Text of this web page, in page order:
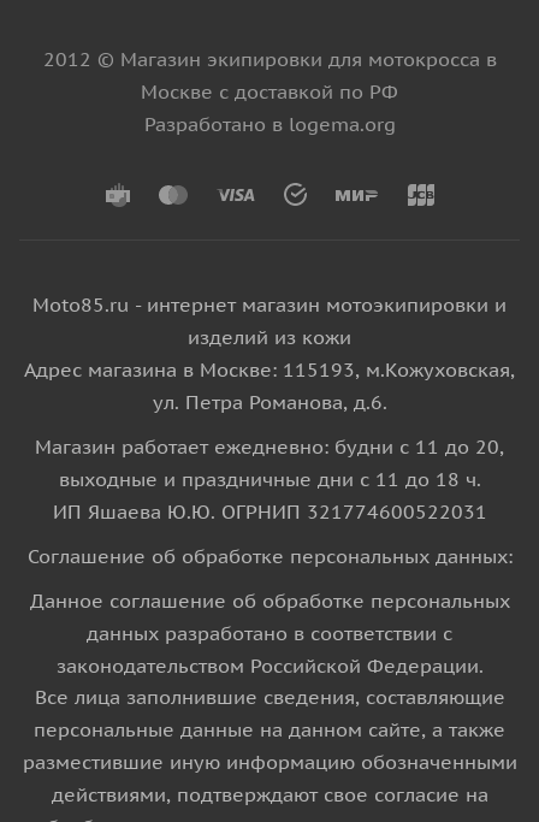
2012 © Магазин экипировки для мотокросса в
Москве с доставкой по РФ
Разработано в logema.org
Moto85.ru - интернет магазин мотоэкипировки и
изделий из кожи
Адрес магазина в Москве: 115193, м.Кожуховская,
ул. Петра Романова, д.6.
Магазин работает ежедневно: будни с 11 до 20,
выходные и праздничные дни с 11 до 18 ч.
ИП Яшаева Ю.Ю. ОГРНИП 321774600522031
Соглашение об обработке персональных данных:
Данное соглашение об обработке персональных
данных разработано в соответствии с
законодательством Российской Федерации.
Все лица заполнившие сведения, составляющие
персональные данные на данном сайте, а также
разместившие иную информацию обозначенными
действиями, подтверждают свое согласие на